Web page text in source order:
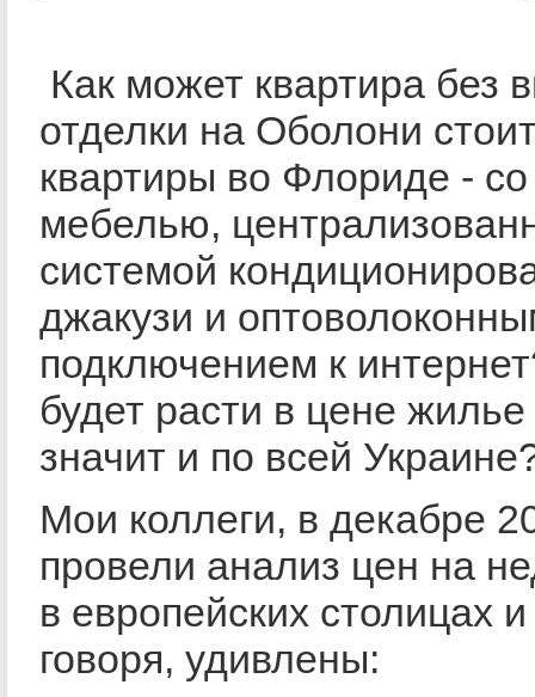
Как может квартира без
отделки на Оболони
квартиры во Флориде -
мебелью,
системой
джакузи и
подключением к
будет расти в цене
значит и по всей
Мои коллеги, в декабре
провели анализ цен на
в европейских столицах
говоря, удивлены: